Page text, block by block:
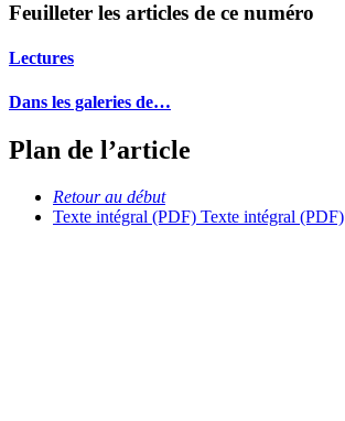
Feuilleter les articles de ce numéro
Lectures
Dans les galeries de…
Plan de l’article
Retour au début
Texte intégral (PDF) Texte intégral (PDF)